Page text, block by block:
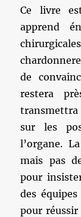
Ce livre
apprend
de
restera
transmettra
sur les
l’organe.
mais pas
pour
des
pour